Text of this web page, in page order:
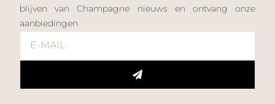
blijven van Champagne nieuws en ontvang onze
aanbiedingen